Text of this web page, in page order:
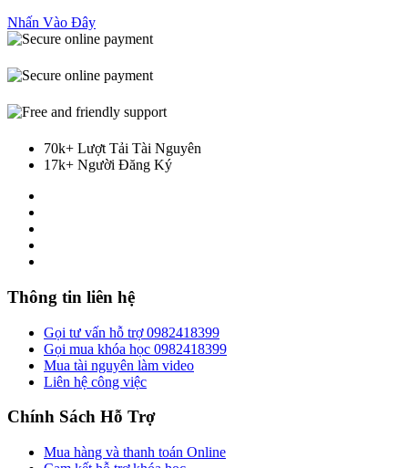
Nhấn Vào Đây
70k+ Lượt Tải Tài Nguyên
17k+ Người Đăng Ký
Thông tin liên hệ
Gọi tư vấn hỗ trợ 0982418399
Gọi mua khóa học 0982418399
Mua tài nguyên làm video
Liên hệ công việc
Chính Sách Hỗ Trợ
Mua hàng và thanh toán Online